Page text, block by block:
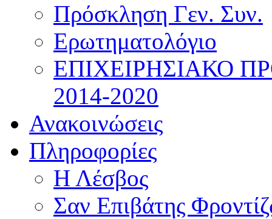
Πρόσκληση Γεν. Συν.
Ερωτηματολόγιο
ΕΠΙΧΕΙΡΗΣΙΑΚΟ
2014-2020
Ανακοινώσεις
Πληροφορίες
Η Λέσβος
Σαν Επιβάτης